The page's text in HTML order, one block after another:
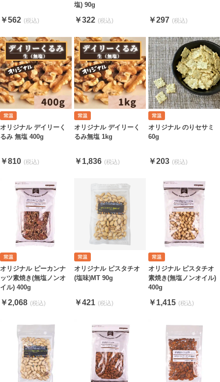
￥562
塩) 90g
￥322 ￥297
オリジナル デイリーく
るみ 無塩 400g
￥810
オリジナル デイリーく
るみ無塩 1kg
￥1,836
オリジナル のりセサミ
60g
￥203
オリジナル ピーカンナ
ッツ素焼き(無塩ノンオ
イル) 400g
￥2,068
オリジナル ピスタチオ
(塩味)MT 90g
￥421
オリジナル ピスタチオ
素焼き(無塩ノンオイル)
400g
￥1,415